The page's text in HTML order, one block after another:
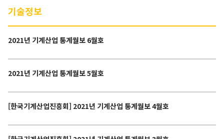
기술정보
2021년 기계산업 통계월보 6월호
2021년 기계산업 통계월보 5월호
[한국기계산업진흥회] 2021년 기계산업 통계월보 4월호